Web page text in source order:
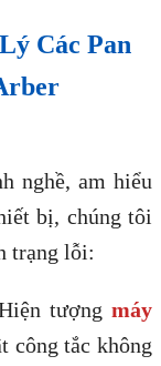
Các Pan
nghề, am hiểu
bị, chúng tôi
trạng lỗi:
tượng máy
công tắc không